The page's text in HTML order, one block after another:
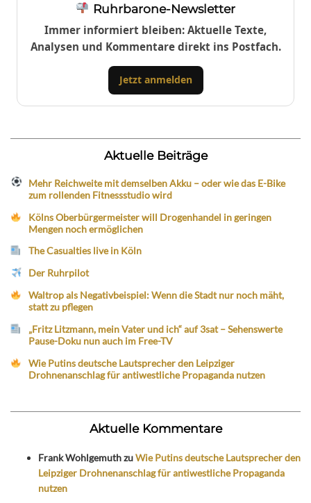
Ruhrbarone-Newsletter
Immer informiert bleiben: Aktuelle Texte,
Analysen und Kommentare direkt ins Postfach.
Jetzt anmelden
Aktuelle Beiträge
Mehr Reichweite mit demselben Akku – oder wie das E-Bike
zum rollenden Fitnessstudio wird
Kölns Oberbürgermeister will Drogenhandel in geringen
Mengen noch ermöglichen
The Casualties live in Köln
Der Ruhrpilot
Waltrop als Negativbeispiel: Wenn die Stadt nur noch mäht,
statt zu pflegen
„Fritz Litzmann, mein Vater und ich“ auf 3sat – Sehenswerte
Pause-Doku nun auch im Free-TV
Wie Putins deutsche Lautsprecher den Leipziger
Drohnenanschlag für antiwestliche Propaganda nutzen
Aktuelle Kommentare
Frank WohlgemuthzuWie Putins deutsche Lautsprecher den
Leipziger Drohnenanschlag für antiwestliche Propaganda
nutzen